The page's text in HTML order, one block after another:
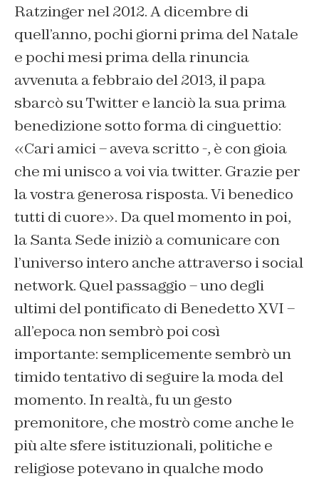
Ratzinger nel 2012. A dicembre di
quell’anno, pochi giorni prima del Natale
e pochi mesi prima della rinuncia
avvenuta a febbraio del 2013, il papa
sbarcò su Twitter e lanciò la sua prima
benedizione sotto forma di cinguettio:
«Cari amici – aveva scritto -, è con gioia
che mi unisco a voi via twitter. Grazie per
la vostra generosa risposta. Vi benedico
tutti di cuore». Da quel momento in poi,
la Santa Sede iniziò a comunicare con
l’universo intero anche attraverso i social
network. Quel passaggio – uno degli
ultimi del pontificato di Benedetto XVI –
all’epoca non sembrò poi così
importante: semplicemente sembrò un
timido tentativo di seguire la moda del
momento. In realtà, fu un gesto
premonitore, che mostrò come anche le
più alte sfere istituzionali, politiche e
religiose potevano in qualche modo